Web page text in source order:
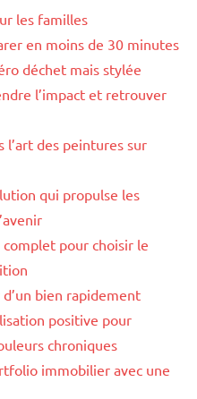
les familles
en moins de 30 minutes
déchet mais stylée
l’impact et retrouver
l’art des peintures sur
qui propulse les
pour choisir le
bien rapidement
positive pour
chroniques
immobilier avec une